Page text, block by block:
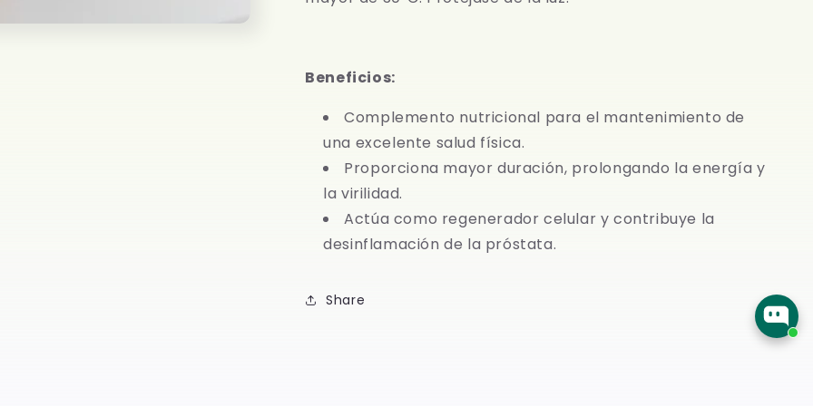
Beneficios:
Complemento nutricional para el mantenimiento de
una excelente salud física.
Proporciona mayor duración, prolongando la energía y
la virilidad.
Actúa como regenerador celular y contribuye la
desinflamación de la próstata.
Share